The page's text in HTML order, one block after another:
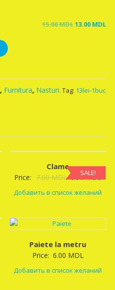
15.00MDLOriginal
13.00 MDL
, Furnitura, Nasturi. Tag: 13lei-1buc
SALE!
Clame
Price: 7.00MDLOriginal
price
6.50MDL
Добавить в список желаний
Paiete la metru
Price: 6.00 MDL
Добавить в список желаний